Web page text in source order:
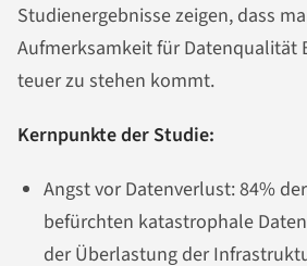
Studienergebnisse zeigen, dass
Aufmerksamkeit für Datenqualität
teuer zu stehen kommt.
Kernpunkte der Studie:
Angst vor Datenverlust: 84%
befürchten katastrophale
der Überlastung der